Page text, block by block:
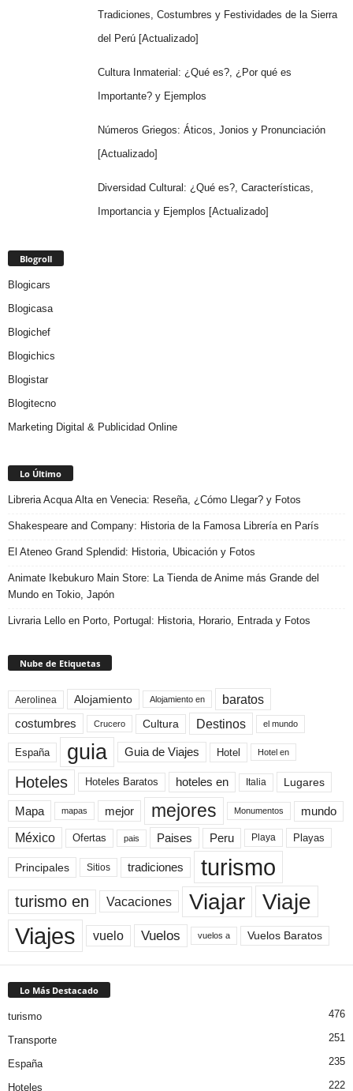
Tradiciones, Costumbres y Festividades de la Sierra
del Perú [Actualizado]
Cultura Inmaterial: ¿Qué es?, ¿Por qué es
Importante? y Ejemplos
Números Griegos: Áticos, Jonios y Pronunciación
[Actualizado]
Diversidad Cultural: ¿Qué es?, Características,
Importancia y Ejemplos [Actualizado]
Blogroll
Blogicars
Blogicasa
Blogichef
Blogichics
Blogistar
Blogitecno
Marketing Digital & Publicidad Online
Lo Último
Libreria Acqua Alta en Venecia: Reseña, ¿Cómo Llegar? y Fotos
Shakespeare and Company: Historia de la Famosa Librería en París
El Ateneo Grand Splendid: Historia, Ubicación y Fotos
Animate Ikebukuro Main Store: La Tienda de Anime más Grande del
Mundo en Tokio, Japón
Livraria Lello en Porto, Portugal: Historia, Horario, Entrada y Fotos
Nube de Etiquetas
Aerolinea Alojamiento Alojamiento en baratos
costumbres Crucero Cultura Destinos el mundo
España guia Guia de Viajes Hotel Hotel en
Hoteles Hoteles Baratos hoteles en Italia Lugares
Mapa mapas mejor mejores Monumentos mundo
México Ofertas pais Paises Peru Playa Playas
Principales Sitios tradiciones turismo
turismo en Vacaciones Viajar Viaje
Viajes vuelo Vuelos vuelos a Vuelos Baratos
Lo Más Destacado
turismo 476
Transporte 251
España 235
Hoteles 222